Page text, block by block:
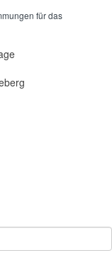
für das